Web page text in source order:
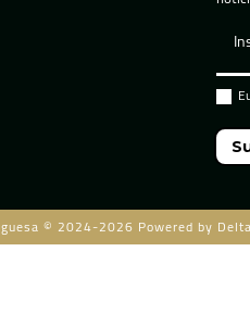
© 2024-2026 Powered by